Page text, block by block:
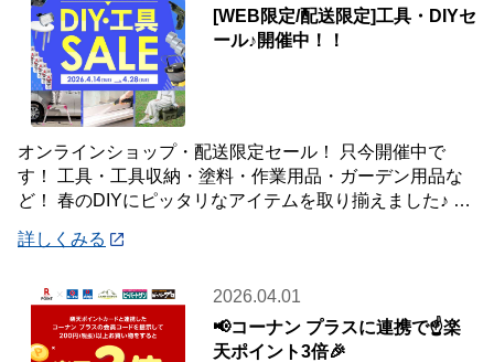
[WEB限定/配送限定]工具・DIYセ
ール♪開催中！！
オンラインショップ・配送限定セール！ 只今開催中で
す！ 工具・工具収納・塗料・作業用品・ガーデン用品な
ど！ 春のDIYにピッタリなアイテムを取り揃えました♪ 商
詳しくみる
2026.04.01
📢コーナン プラスに連携で☝️楽
天ポイント3倍🎉